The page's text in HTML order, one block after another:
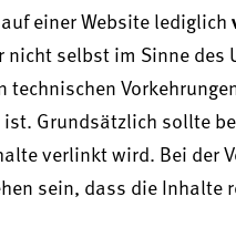
einer Website lediglich
selbst im Sinne des
Grundsätzlich sollte
verlinkt wird. Bei der
sein, dass die